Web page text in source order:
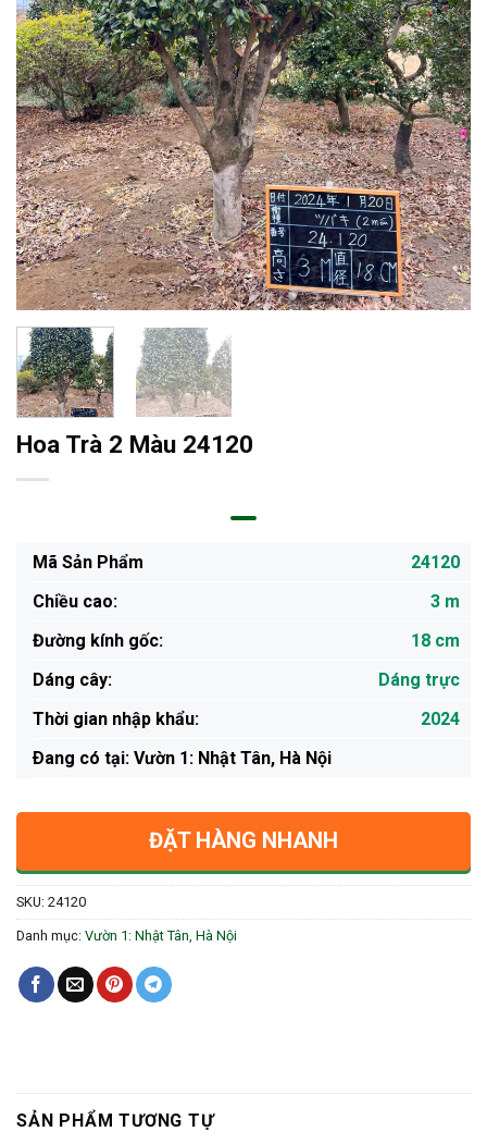
Hoa Trà 2 Màu 24120
Mã Sản Phẩm
24120
Chiều cao:
3 m
Đường kính gốc:
18 cm
Dáng cây:
Dáng trực
Thời gian nhập khẩu:
2024
Ðang có tại: Vườn 1: Nhật Tân, Hà Nội
ĐẶT HÀNG NHANH
SKU: 24120
Danh mục: Vườn 1: Nhật Tân, Hà Nội
SẢN PHẨM TƯƠNG TỰ